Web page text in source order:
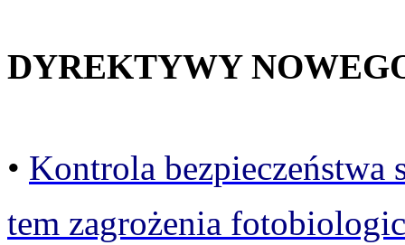
DYREKTYWY
• Kontrola bezpieczeństwa
tem zagrożenia